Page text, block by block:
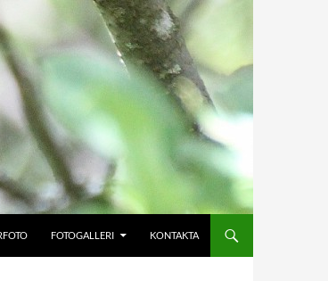
FOTOGALLERI KONTAKTA